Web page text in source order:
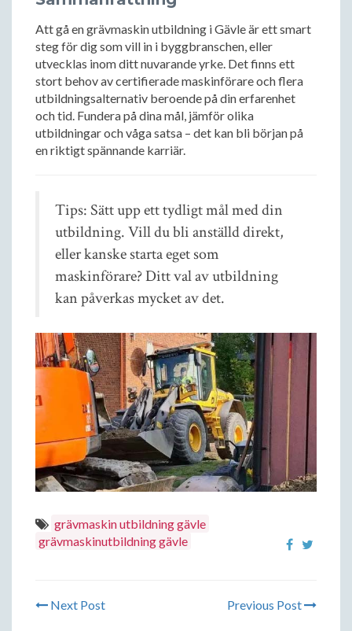
Att gå en grävmaskin utbildning i Gävle är ett smart
steg för dig som vill in i byggbranschen, eller
utvecklas inom ditt nuvarande yrke. Det finns ett
stort behov av certifierade maskinförare och flera
utbildningsalternativ beroende på din erfarenhet
och tid. Fundera på dina mål, jämför olika
utbildningar och våga satsa – det kan bli början på
en riktigt spännande karriär.
Tips: Sätt upp ett tydligt mål med din
utbildning. Vill du bli anställd direkt,
eller kanske starta eget som
maskinförare? Ditt val av utbildning
kan påverkas mycket av det.
grävmaskin utbildning gävle
grävmaskinutbildning gävle
Next Post Previous Post